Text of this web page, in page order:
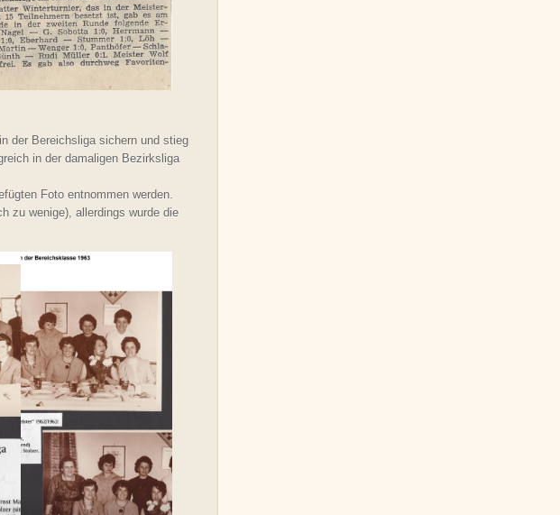
der Bereichsliga sichern und stieg
in der damaligen Bezirksliga
Foto entnommen werden.
zu wenige), allerdings wurde die